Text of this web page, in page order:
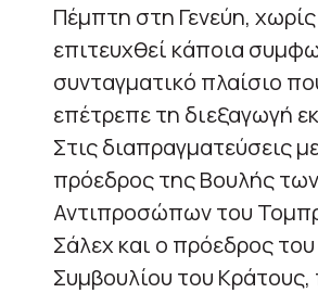
Πέμπτη στη Γενεύη,
επιτευχθεί κάποια
συνταγματικό πλαίσιο
επέτρεπε τη διεξαγωγή
Στις διαπραγματεύσεις
πρόεδρος της Βουλής των
Αντιπροσώπων του
Σάλεχ και ο πρόεδρος
Συμβουλίου του Κράτους,